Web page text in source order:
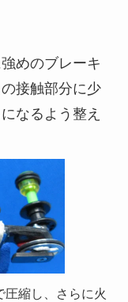
めのブレーキ
接触部分に少
なるよう整え
縮し、さらに火